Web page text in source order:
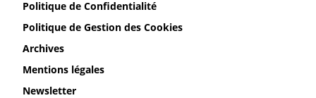
Politique de Confidentialité
Politique de Gestion des Cookies
Archives
Mentions légales
Newsletter